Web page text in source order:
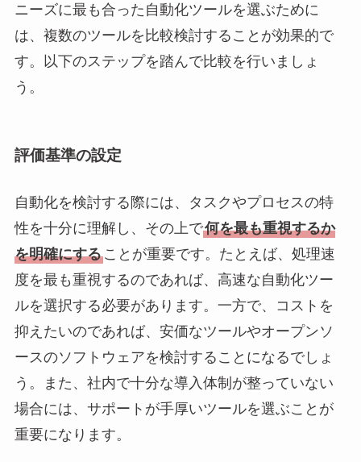
ニーズに最も合った自動化ツールを選ぶために
は、複数のツールを比較検討することが効果的で
す。以下のステップを踏んで比較を行いましょ
う。
評価基準の設定
自動化を検討する際には、タスクやプロセスの特
性を十分に理解し、その上で何を最も重視するか
を明確にすることが重要です。たとえば、処理速
度を最も重視するのであれば、高速な自動化ツー
ルを選択する必要があります。一方で、コストを
抑えたいのであれば、安価なツールやオープンソ
ースのソフトウェアを検討することになるでしょ
う。また、社内で十分な導入体制が整っていない
場合には、サポートが手厚いツールを選ぶことが
重要になります。